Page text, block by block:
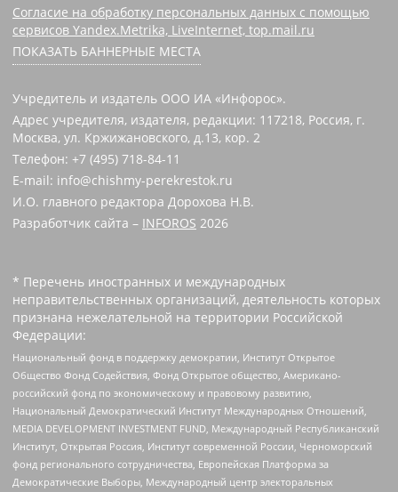
Согласие на обработку персональных данных с помощью
сервисов Yandex.Metrika, LiveInternet, top.mail.ru
ПОКАЗАТЬ БАННЕРНЫЕ МЕСТА
Учредитель и издатель ООО ИА «Инфорос».
Адрес учредителя, издателя, редакции: 117218, Россия, г.
Москва, ул. Кржижановского, д.13, кор. 2
Телефон: +7 (495) 718-84-11
E-mail: info@chishmy-perekrestok.ru
И.О. главного редактора Дорохова Н.В.
Разработчик сайта – INFOROS 2026
* Перечень иностранных и международных
неправительственных организаций, деятельность которых
признана нежелательной на территории Российской
Федерации:
Национальный фонд в поддержку демократии, Институт Открытое
Общество Фонд Содействия, Фонд Открытое общество, Американо-
российский фонд по экономическому и правовому развитию,
Национальный Демократический Институт Международных Отношений,
MEDIA DEVELOPMENT INVESTMENT FUND, Международный Республиканский
Институт, Открытая Россия, Институт современной России, Черноморский
фонд регионального сотрудничества, Европейская Платформа за
Демократические Выборы, Международный центр электоральных